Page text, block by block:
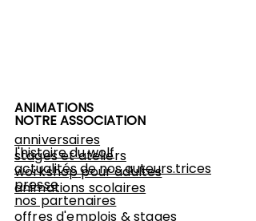
ANIMATIONS
anniversaires
stages et ateliers
workshoppour adultes
animations scolaires
NOTRE ASSOCIATION
l'histoire du wolf
actualités de nos auteurs.trices
presse
nos partenaires
offres d'emplois & stages